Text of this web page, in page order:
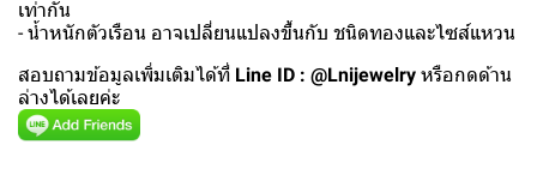
เท่ากัน
- น้ำหนักตัวเรือน อาจเปลี่ยนแปลงขึ้นกับ ชนิดทองและไซส์แหวน
สอบถามข้อมูลเพิ่มเติมได้ที่ Line ID : @Lnijewelry หรือกดด้าน
ล่างได้เลยค่ะ